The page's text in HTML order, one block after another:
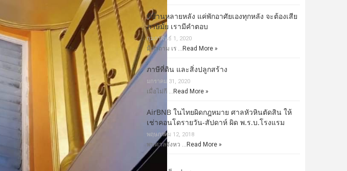
มีบ้านหลายหลัง แค่พักอาศัยเองทุกหลัง จะต้องเสีย
ภาษีมั้ย เรามีคำตอบ
กุมภาพันธ์ 1, 2020
มีคำถาม เร … Read More »
ภาษีที่ดิน และสิ่งปลูกสร้าง
มกราคม 31, 2020
เมื่อไม่กี … Read More »
AirBNB ในไทยผิดกฎหมาย ศาลหัวหินตัดสิน ให้
เช่าคอนโดรายวัน-สัปดาห์ ผิด พ.ร.บ.โรงแรม
พฤษภาคม 12, 2018
พบศาลจังหว … Read More »